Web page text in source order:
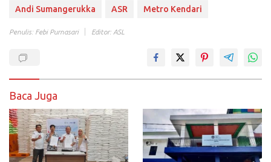
Andi Sumangerukka ASR Metro Kendari
Penulis: Febi Purnasari Editor: ASL
Baca Juga